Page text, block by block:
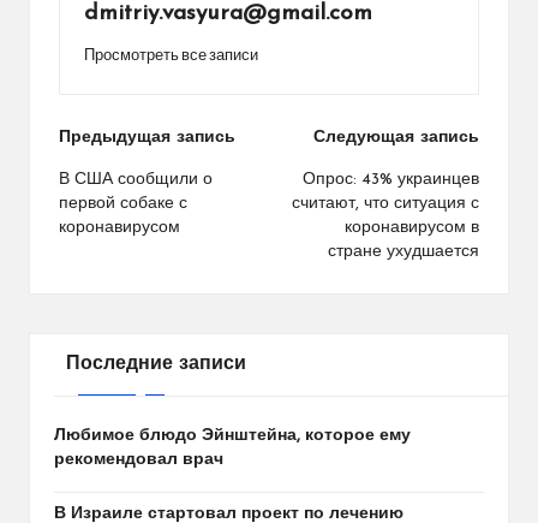
dmitriy.vasyura@gmail.com
Просмотреть все записи
Навигация
по
записям
Предыдущая запись
В США сообщили о
первой собаке с
коронавирусом
Следующая запись
Опрос: 43% украинцев
считают, что ситуация с
коронавирусом в
стране ухудшается
Последние записи
Любимое блюдо Эйнштейна, которое ему
рекомендовал врач
В Израиле стартовал проект по лечению